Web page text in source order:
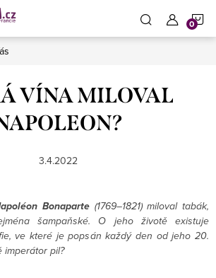
VÍNA MILOVAL
3.4.2022
Bonaparte (1769–1821) miloval tabák,
šampaňské. O jeho životě existuje
ve které je popsán každý den od jeho 20.
imperátor pil?